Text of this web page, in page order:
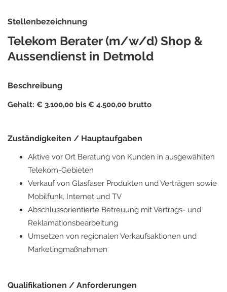
Stellenbezeichnung
Telekom Berater (m/w/d) Shop &
Aussendienst in Detmold
Beschreibung
Gehalt: € 3.100,00 bis € 4.500,00 brutto
Zuständigkeiten / Hauptaufgaben
Aktive vor Ort Beratung von Kunden in ausgewählten
Telekom-Gebieten
Verkauf von Glasfaser Produkten und Verträgen sowie
Mobilfunk, Internet und TV
Abschlussorientierte Betreuung mit Vertrags- und
Reklamationsbearbeitung
Umsetzen von regionalen Verkaufsaktionen und
Marketingmaßnahmen
Qualifikationen / Anforderungen